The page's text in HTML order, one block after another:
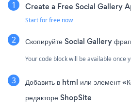
Create a Free Social Gallery
Start for free now
Скопируйте Social Gallery
Your code block will be available once
Добавить в html или элемент
редакторе ShopSite